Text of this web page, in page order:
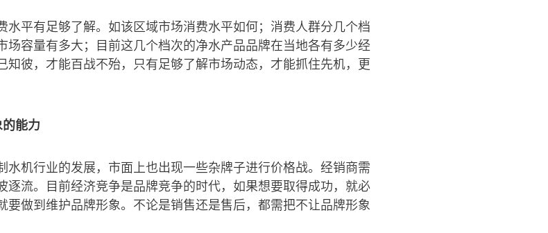
水平有足够了解。如该区域市场消费水平如何；消费人群分几个档
容量有多大；目前这几个档次的净水产品品牌在当地各有多少经
彼，才能百战不殆，只有足够了解市场动态，才能抓住先机，更
能力
水机行业的发展，市面上也出现一些杂牌子进行价格战。经销商需
逐流。目前经济竞争是品牌竞争的时代，如果想要取得成功，就必
做到维护品牌形象。不论是销售还是售后，都需把不让品牌形象